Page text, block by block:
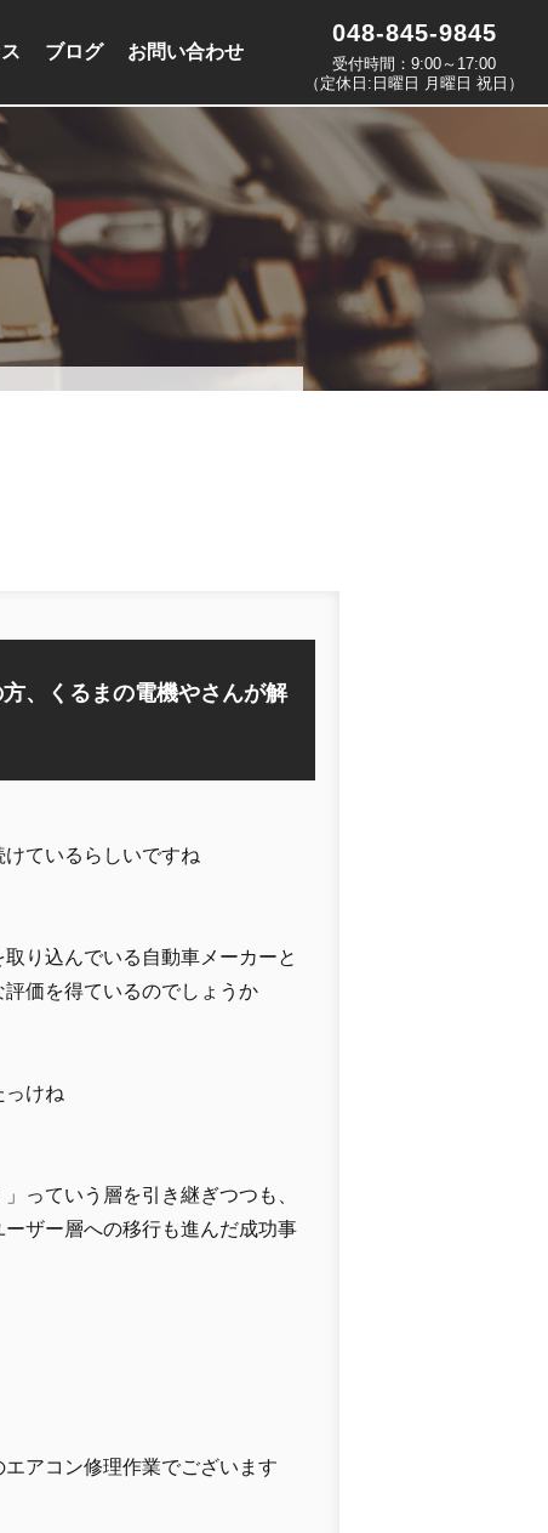
ブログ お問い合わせ
048-845-9845
受付時間：9:00～17:00
（定休日:日曜日 月曜日 祝日）
、くるまの電機やさんが解
ているらしいですね
り込んでいる自動車メーカーと
価を得ているのでしょうか
っけね
っていう層を引き継ぎつつも、
ザー層への移行も進んだ成功事
アコン修理作業でございます